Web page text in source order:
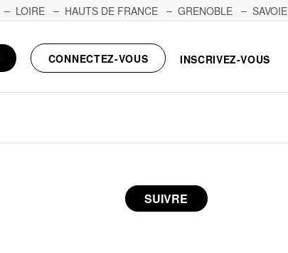
LOIRE HAUTS DE FRANCE GRENOBLE
SAVOIE
CONNECTEZ-VOUS INSCRIVEZ-VOUS
SUIVRE